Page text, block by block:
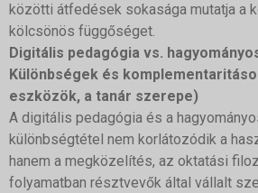
közötti átfedések sokasága mutatja a
kölcsönös függőséget.
Digitális pedagógia vs.
Különbségek és
eszközök, a tanár szerepe)
A digitális pedagógia és a
különbségtétel nem korlátozódik a
hanem a megközelítés, az oktatási
folyamatban résztvevők által vállalt